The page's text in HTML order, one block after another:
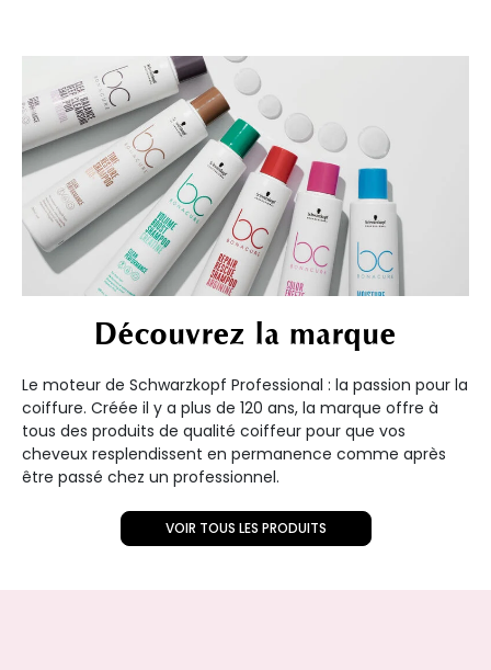
Découvrez la marque
Le moteur de Schwarzkopf Professional : la passion pour la
coiffure. Créée il y a plus de 120 ans, la marque offre à
tous des produits de qualité coiffeur pour que vos
cheveux resplendissent en permanence comme après
être passé chez un professionnel.
VOIR TOUS LES PRODUITS